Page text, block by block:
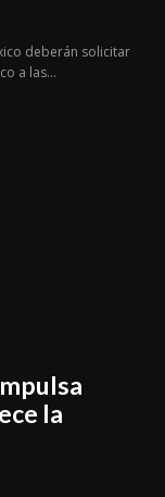
deberán solicitar
a las...
la